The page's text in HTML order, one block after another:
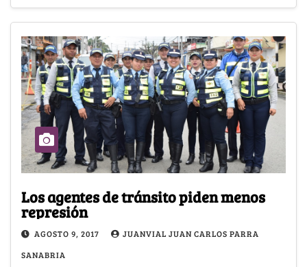
Los agentes de tránsito piden menos
represión
AGOSTO 9, 2017
JUANVIAL JUAN CARLOS PARRA
SANABRIA